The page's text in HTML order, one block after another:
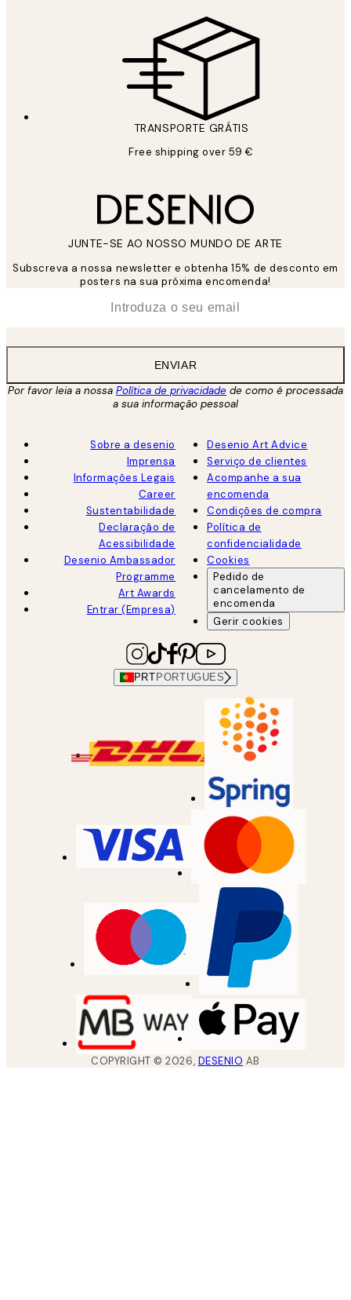
TRANSPORTE GRÁTIS
Free shipping over 59 €
JUNTE-SE AO NOSSO MUNDO DE ARTE
Subscreva a nossa newsletter e obtenha 15% de desconto em
posters na sua próxima encomenda!
ENVIAR
Por favor leia a nossa Política de privacidade de como é processada
a sua informação pessoal
Sobre a desenio
Imprensa
Informações Legais
Career
Sustentabilidade
Declaração de
Acessibilidade
Desenio Ambassador
Programme
Art Awards
Entrar (Empresa)
Desenio Art Advice
Serviço de clientes
Acompanhe a sua
encomenda
Condições de compra
Política de
confidencialidade
Cookies
Pedido de
cancelamento de
encomenda
Gerir cookies
PRT PORTUGUES
COPYRIGHT ©2026, DESENIO AB